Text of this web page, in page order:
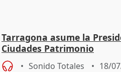
Tarragona asume la
Ciudades Patrimonio
Sonido Totales 18/